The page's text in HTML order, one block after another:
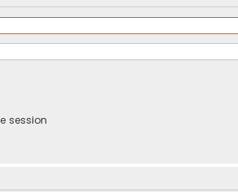
session